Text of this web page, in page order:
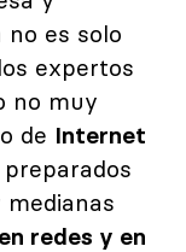
no es solo
expertos
no muy
de
Internet
redes y en